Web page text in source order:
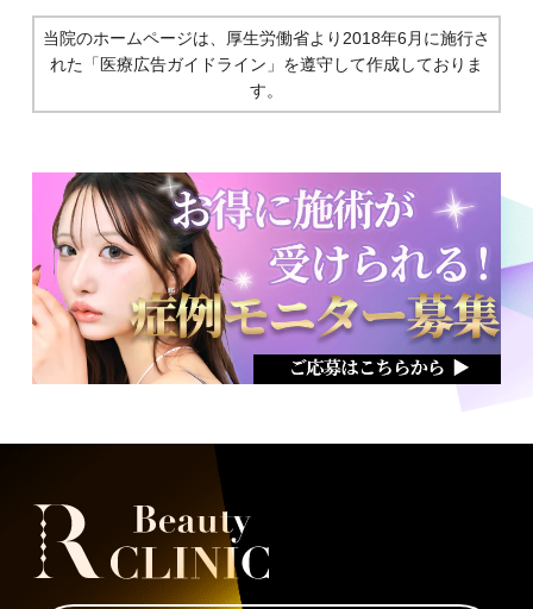
当院のホームページは、厚生労働省より2018年6月に施行さ
れた 「医療広告ガイドライン」を遵守して作成しておりま
す。